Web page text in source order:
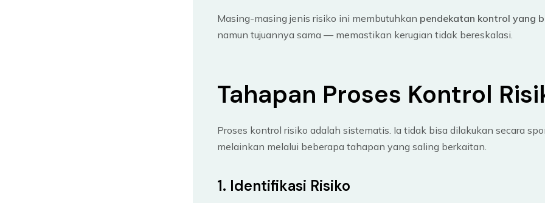
Masing-masing jenis risiko ini membutuhkan pendekatan kontrol yang
namun tujuannya sama — memastikan kerugian tidak bereskalasi.
Tahapan Proses Kontrol
Proses kontrol risiko adalah sistematis. Ia tidak bisa dilakukan secara
melainkan melalui beberapa tahapan yang saling berkaitan.
1. Identifikasi Risiko